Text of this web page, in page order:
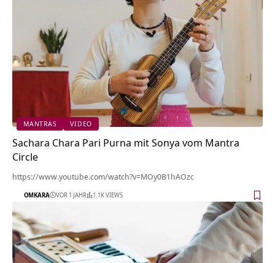
MANTRAS VIDEO
Sachara Chara Pari Purna mit Sonya vom Mantra
Circle
https://www.youtube.com/watch?v=MOy0B1hAOzc
OMKARA VOR 1 JAHR 1.1K VIEWS